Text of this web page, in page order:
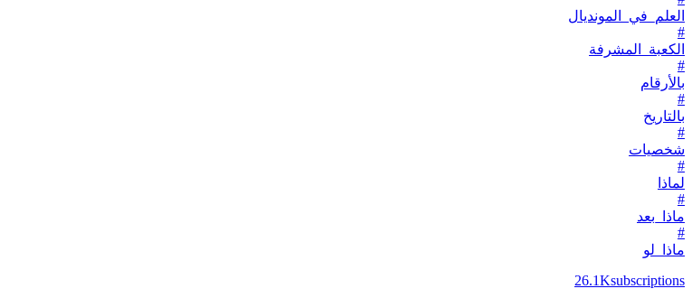
العلم_في_المونديال
#
الكعبة_المشرفة
#
بالأرقام
#
بالتاريخ
#
شخصيات
#
لماذا
#
ماذا_بعد
#
ماذا_لو
26.1Ksubscriptions